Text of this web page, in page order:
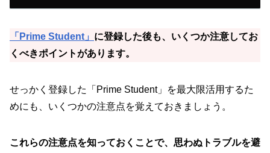
「Prime Student」 に登録した後も、いくつか注意してお
くべきポイントがあります。
せっかく登録した「Prime Student」を最大限活用するた
めにも、いくつかの注意点を覚えておきましょう。
これらの注意点を知っておくことで、思わぬトラブルを避